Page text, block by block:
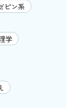
ピン系
学